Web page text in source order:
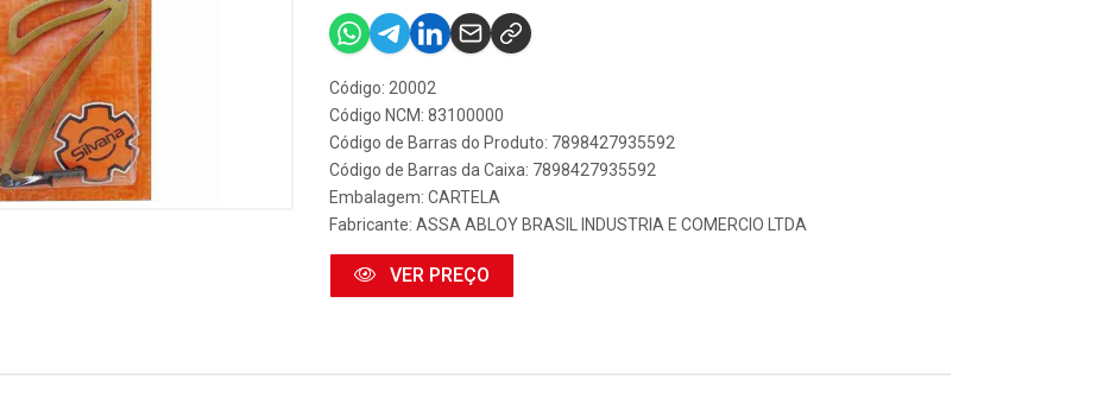
Código: 20002
Código NCM: 83100000
Código de Barras do Produto: 7898427935592
Código de Barras da Caixa: 7898427935592
Embalagem: CARTELA
Fabricante: ASSA ABLOY BRASIL INDUSTRIA E COMERCIO LTDA
VER PREÇO